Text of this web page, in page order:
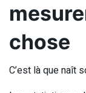
chose
C’est là que naît